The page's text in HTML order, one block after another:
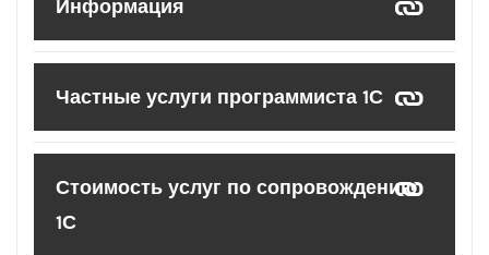
Информация
Частные услуги программиста 1С
Стоимость услуг по сопровождению
1С